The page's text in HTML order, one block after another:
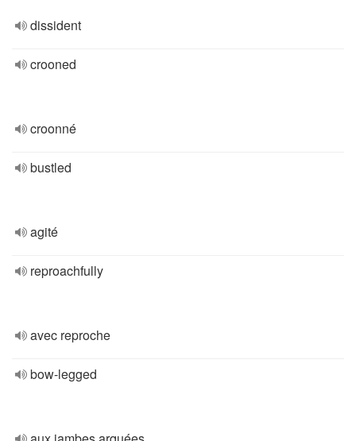
dissident
crooned
croonné
bustled
agité
reproachfully
avec reproche
bow-legged